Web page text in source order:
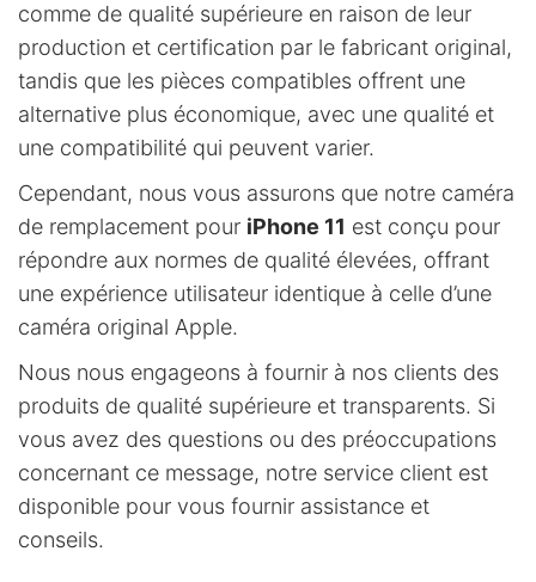
comme de qualité supérieure en raison de leur
production et certification par le fabricant original,
tandis que les pièces compatibles offrent une
alternative plus économique, avec une qualité et
une compatibilité qui peuvent varier.
Cependant, nous vous assurons que notre caméra
de remplacement pour iPhone 11 est conçu pour
répondre aux normes de qualité élevées, offrant
une expérience utilisateur identique à celle d’une
caméra original Apple.
Nous nous engageons à fournir à nos clients des
produits de qualité supérieure et transparents. Si
vous avez des questions ou des préoccupations
concernant ce message, notre service client est
disponible pour vous fournir assistance et
conseils.